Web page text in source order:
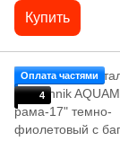
Купить
Оплата частями
4